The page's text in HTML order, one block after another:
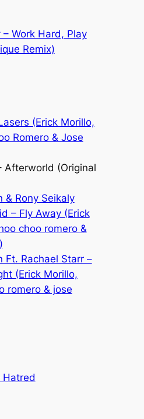
Work Hard, Play
Remix)
(Erick Morillo,
Romero & Jose
Afterworld (Original
& Rony Seikaly
– Fly Away (Erick
choo romero &
Ft. Rachael Starr –
(Erick Morillo,
romero & jose
Hatred